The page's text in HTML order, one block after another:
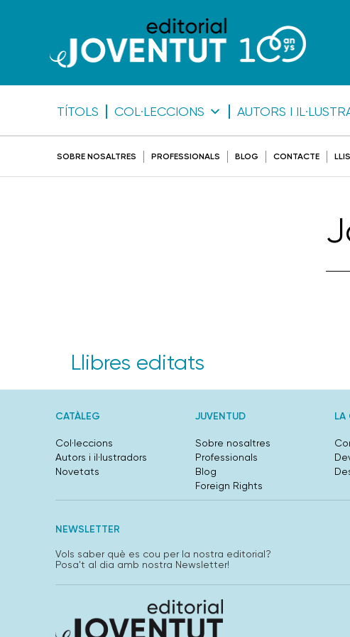
TÍTOLS COL·LECCIONS AUTORS I
SOBRE NOSALTRES PROFESSIONALS BLOG CONTACTE
Llibres editats
CATÀLEG
Col·leccions
Autors i il·lustradors
Novetats
JUVENTUD
Sobre nosaltres
Professionals
Blog
Foreign Rights
LA
NEWSLETTER
Vols saber què es cou per la nostra editorial?
Posa't al dia amb nostra Newsletter!